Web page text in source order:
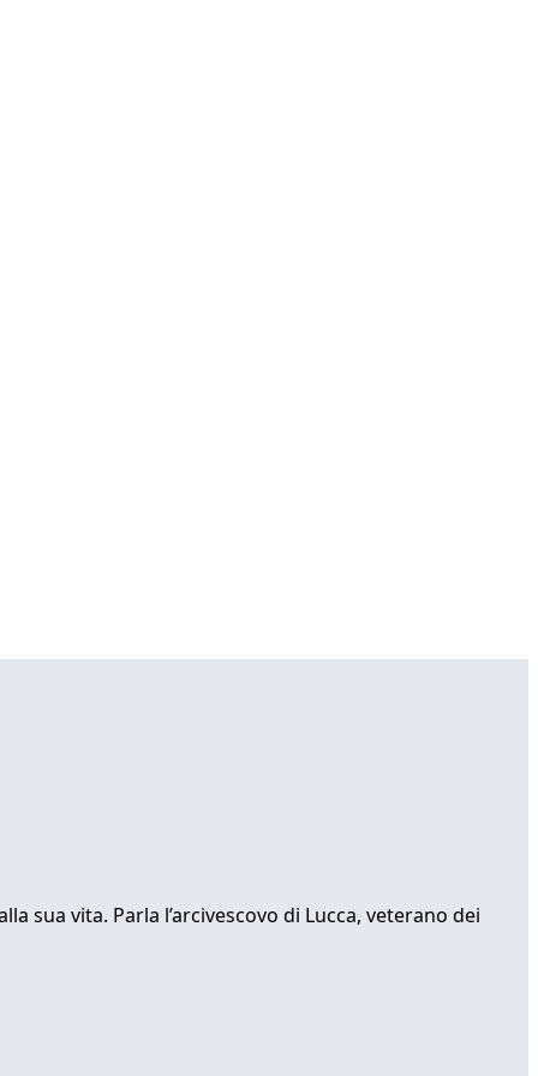
sua vita. Parla l’arcivescovo di Lucca, veterano dei